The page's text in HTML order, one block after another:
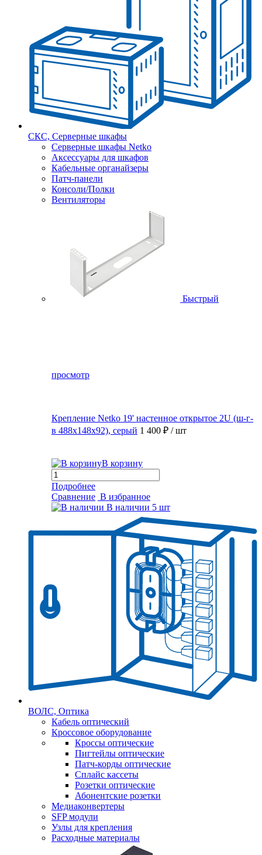
СКС, Серверные шкафы
Серверные шкафы Netko
Аксессуары для шкафов
Кабельные органайзеры
Патч-панели
Консоли/Полки
Вентиляторы
Быстрый
просмотр
Крепление Netko 19' настенное открытое 2U (ш-г-
в 488х148х92), серый 1 400 ₽ / шт
В корзину
Подробнее
Сравнение В избранное
В наличии 5 шт
ВОЛС, Оптика
Кабель оптический
Кроссовое оборудование
Кроссы оптические
Пигтейлы оптические
Патч-корды оптические
Сплайс кассеты
Розетки оптические
Абонентские розетки
Медиаконвертеры
SFP модули
Узлы для крепления
Расходные материалы